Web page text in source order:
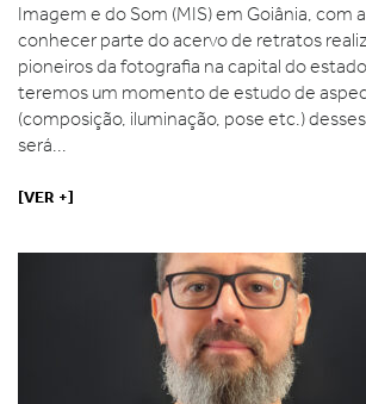
Imagem e do Som (MIS) em Goiânia, com
conhecer parte do acervo de retratos
pioneiros da fotografia na capital do
teremos um momento de estudo de
(composição, iluminação, pose etc.)
será...
[VER +]